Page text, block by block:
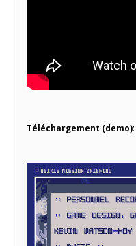
Téléchargement (demo):